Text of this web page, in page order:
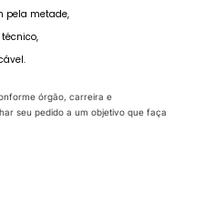
pela metade,
órgão, carreira e
seu pedido a um objetivo que faça